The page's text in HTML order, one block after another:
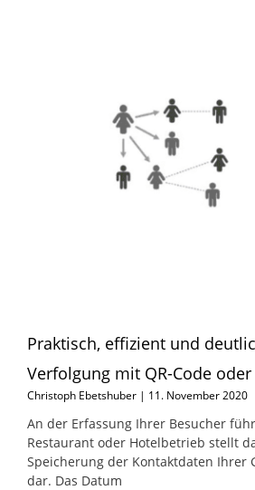
Praktisch, effizient und
Verfolgung mit QR-Code oder
Christoph Ebetshuber 11. November 2020
An der Erfassung Ihrer Besucher
Restaurant oder Hotelbetrieb stellt
Speicherung der Kontaktdaten Ihrer
dar. Das Datum